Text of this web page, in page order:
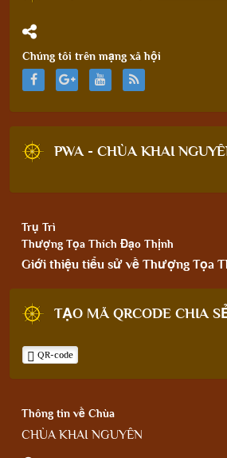
Chúng tôi trên mạng xã hội
PWA - CHÙA KHAI
Trụ Trì
Thượng Tọa Thích Đạo Thịnh
Giới thiệu tiểu sử về Thượng Tọa
TẠO MÃ QRCODE CHIA
QR-code
Thông tin về Chùa
CHÙA KHAI NGUYÊN